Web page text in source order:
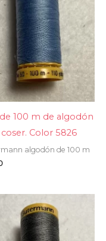
100 m de algodón
Color 5826
algodón de 100 m